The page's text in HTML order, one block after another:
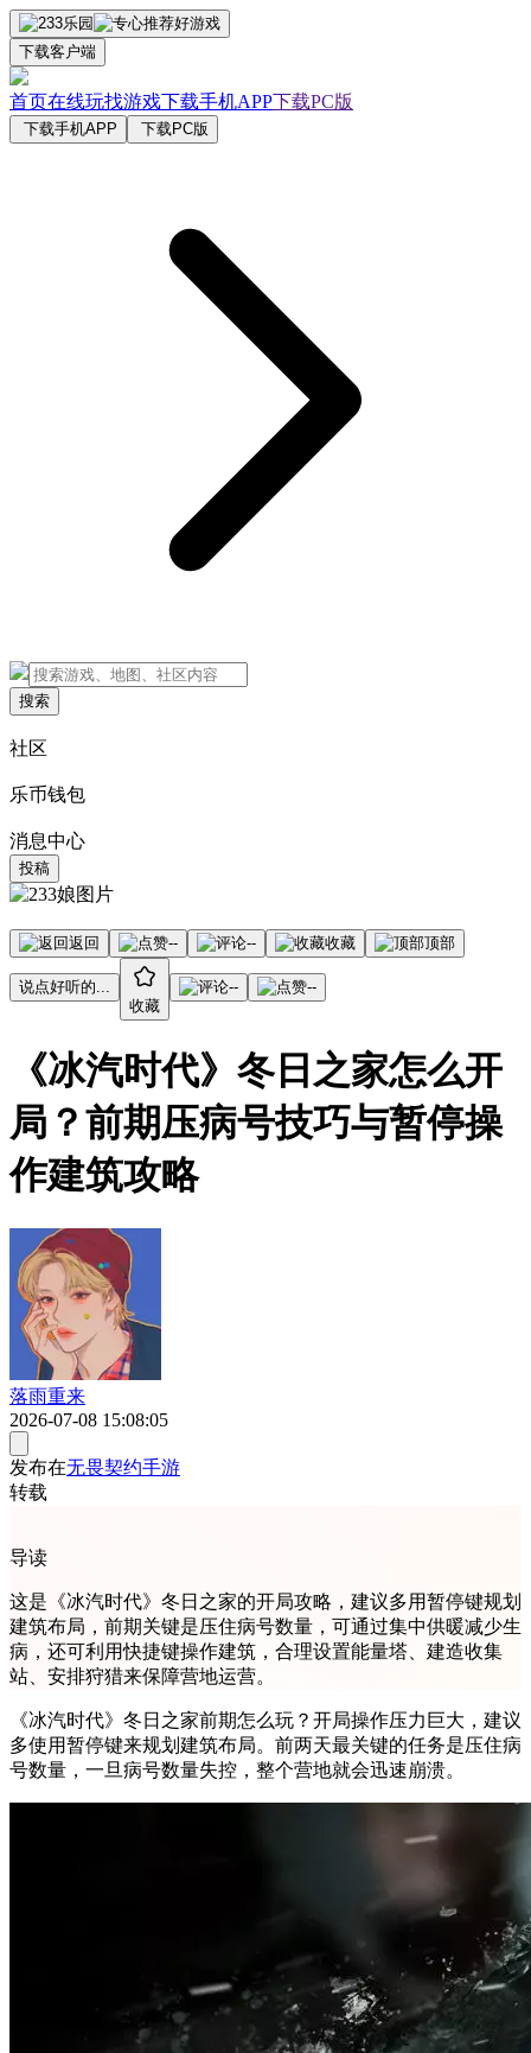
下载客户端
首页在线玩找游戏下载手机APP下载PC版
下载手机APP 下载PC版
搜索
社区
乐币钱包
消息中心
投稿
返回 -- -- 收藏 顶部
说点好听的...
收藏
-- --
《冰汽时代》冬日之家怎么开
局？前期压病号技巧与暂停操
作建筑攻略
落雨重来
2026-07-08 15:08:05
发布在无畏契约手游
转载
导读
这是《冰汽时代》冬日之家的开局攻略，建议多用暂停键规划
建筑布局，前期关键是压住病号数量，可通过集中供暖减少生
病，还可利用快捷键操作建筑，合理设置能量塔、建造收集
站、安排狩猎来保障营地运营。
《冰汽时代》冬日之家前期怎么玩？开局操作压力巨大，建议
多使用暂停键来规划建筑布局。前两天最关键的任务是压住病
号数量，一旦病号数量失控，整个营地就会迅速崩溃。